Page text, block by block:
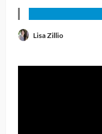
Lisa Zillio